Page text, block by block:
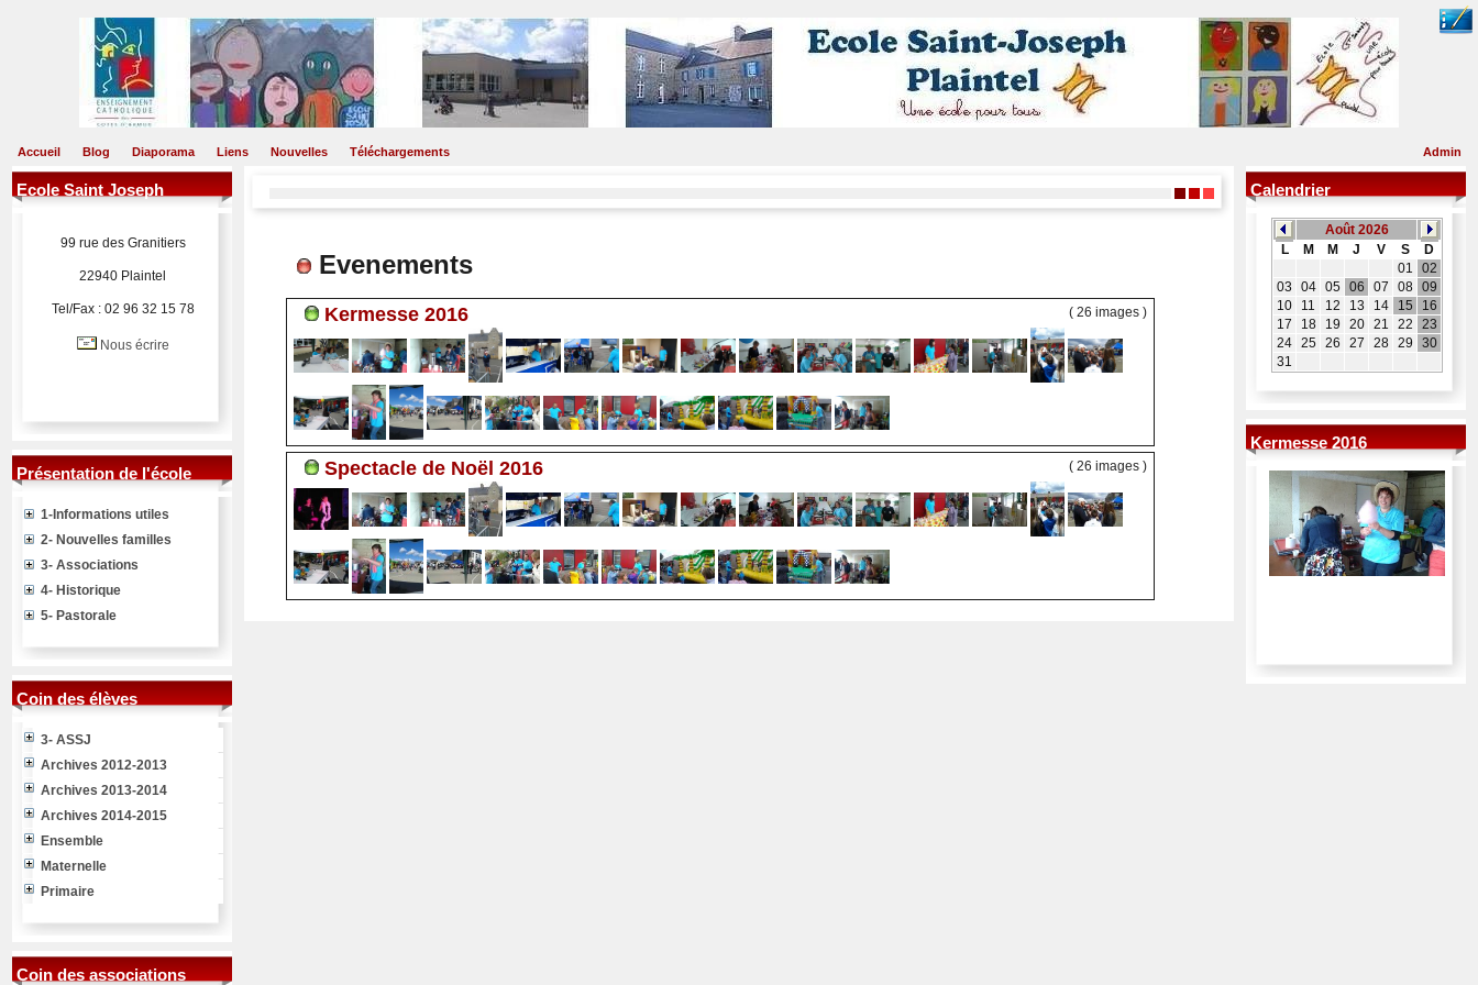
Admin
Accueil Blog Diaporama Liens Nouvelles Téléchargements
Ecole Saint Joseph
99 rue des Granitiers
22940 Plaintel
Tel/Fax : 02 96 32 15 78
Nous écrire
Présentation de l'école
1-Informations utiles
2- Nouvelles familles
3- Associations
4- Historique
5- Pastorale
Coin des élèves
3- ASSJ
Archives 2012-2013
Archives 2013-2014
Archives 2014-2015
Ensemble
Maternelle
Primaire
Coin des associations
Evenements
Kermesse 2016 ( 26 images )
Spectacle de Noël 2016 ( 26 images )
Calendrier
Kermesse 2016